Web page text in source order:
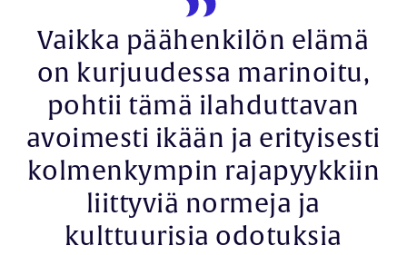
Vaikka päähenkilön elämä
on kurjuudessa marinoitu,
pohtii tämä ilahduttavan
avoimesti ikään ja erityisesti
kolmenkympin rajapyykkiin
liittyviä normeja ja
kulttuurisia odotuksia